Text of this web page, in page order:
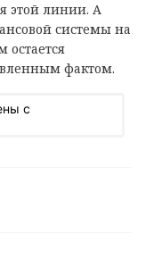
этой линии. А
системы на
остается
фактом.
с